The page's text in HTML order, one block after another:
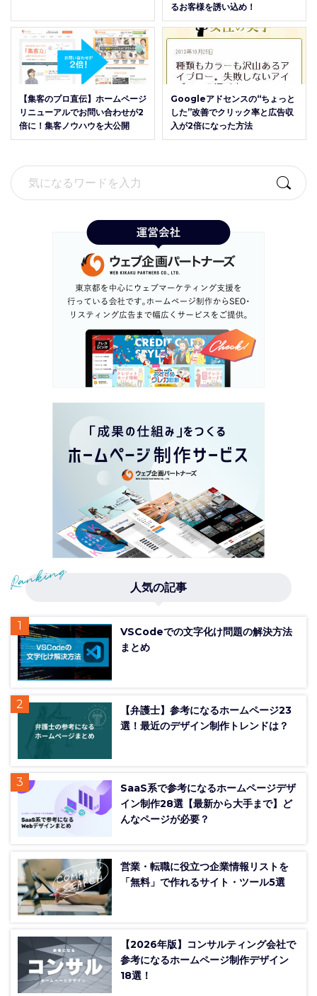
るお客様を誘い込め！
【集客のプロ直伝】ホームページ
リニューアルでお問い合わせが2
倍に！集客ノウハウを大公開
Googleアドセンスの“ちょっと
した”改善でクリック率と広告収
入が2倍になった方法
人気の記事
VSCodeでの文字化け問題の解決方法
まとめ
【弁護士】参考になるホームページ23
選！最近のデザイン制作トレンドは？
SaaS系で参考になるホームページデザ
イン制作28選【最新から大手まで】ど
んなページが必要？
営業・転職に役立つ企業情報リストを
「無料」で作れるサイト・ツール5選
【2026年版】コンサルティング会社で
参考になるホームページ制作デザイン
18選！